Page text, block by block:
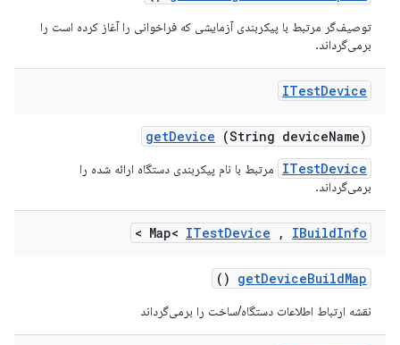
توصیف‌گر مرتبط با پیکربندی آزمایشی که فراخوانی را آغاز کرده است را
برمی‌گرداند.
ITestDevice
getDevice (String deviceName)
ITestDevice
مرتبط با نام پیکربندی دستگاه ارائه شده را
برمی‌گرداند.
Map< ITestDevice , IBuildInfo
>
getDeviceBuildMap
()
نقشه ارتباط اطلاعات دستگاه/ساخت را برمی‌گرداند